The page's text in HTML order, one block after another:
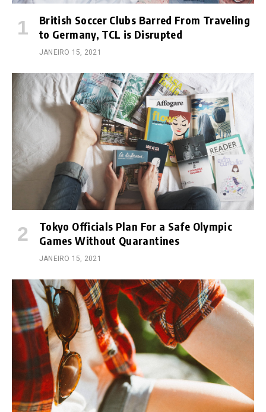
British Soccer Clubs Barred From Traveling
to Germany, TCL is Disrupted
JANEIRO 15, 2021
Tokyo Officials Plan For a Safe Olympic
Games Without Quarantines
JANEIRO 15, 2021